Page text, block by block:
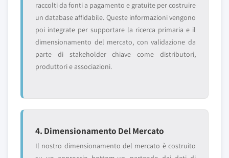
raccolti da fonti a pagamento e gratuite per costruire
un database affidabile. Queste informazioni vengono
poi integrate per supportare la ricerca primaria e il
dimensionamento del mercato, con validazione da
parte di stakeholder chiave come distributori,
produttori e associazioni.
4. Dimensionamento Del Mercato
Il nostro dimensionamento del mercato è costruito